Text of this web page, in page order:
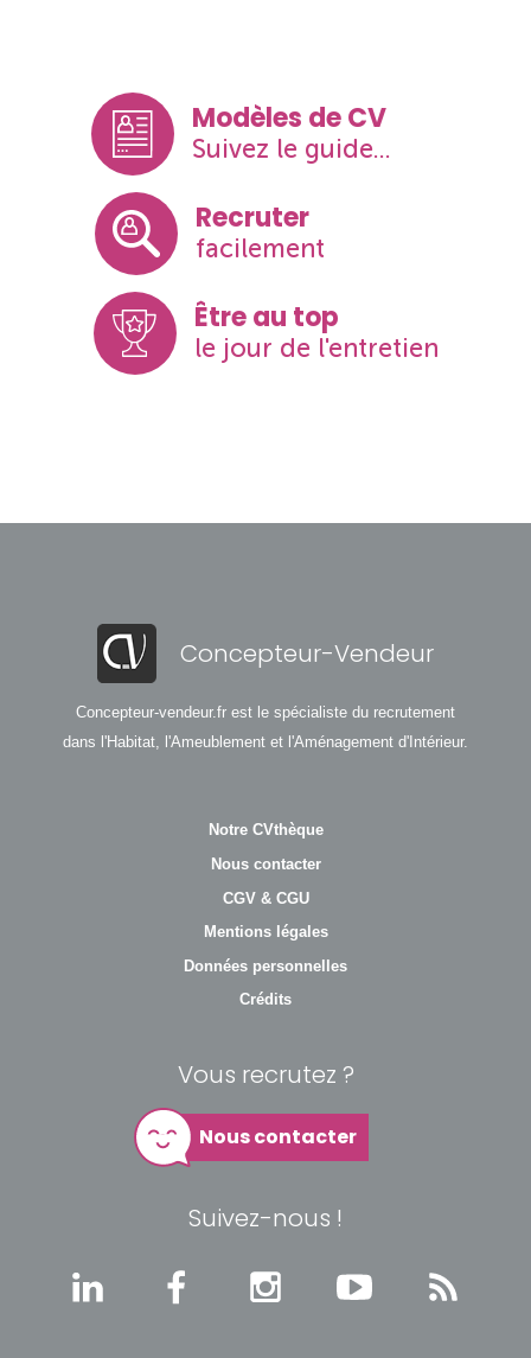
Modèles de CV
Suivez le guide...
Recruter
facilement
Être au top
le jour de l'entretien
Concepteur-Vendeur
Concepteur-vendeur.fr est le spécialiste du recrutement
dans l'Habitat, l'Ameublement et l'Aménagement d'Intérieur.
Notre CVthèque
Nous contacter
CGV & CGU
Mentions légales
Données personnelles
Crédits
Vous recrutez ?
Nous contacter
Suivez-nous !